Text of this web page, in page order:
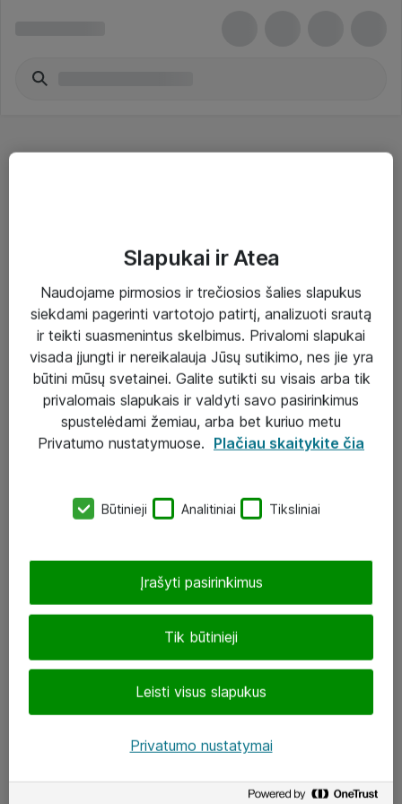
Sprendimai ir paslaugos
Paslaugos
Sprendimai
Įgyvendinti projektai
Atea ekspertų patarimai verslui
UAB „ATEA“
J. Rutkausko g. 6, Vilnius
Atea kontaktai
Aplankykite mus
Slapukai ir Atea
Naudojame pirmosios ir trečiosios šalies slapukus
siekdami pagerinti vartotojo patirtį, analizuoti srautą
ir teikti suasmenintus skelbimus. Privalomi slapukai
visada įjungti ir nereikalauja Jūsų sutikimo, nes jie yra
būtini mūsų svetainei. Galite sutikti su visais arba tik
privalomais slapukais ir valdyti savo pasirinkimus
spustelėdami žemiau, arba bet kuriuo metu
Privatumo nustatymuose. Plačiau skaitykite čia
Būtinieji Analitiniai Tiksliniai
Tik būtinieji
Leisti visus slapukus
Įrašyti pasirinkimus
Privatumo nustatymai